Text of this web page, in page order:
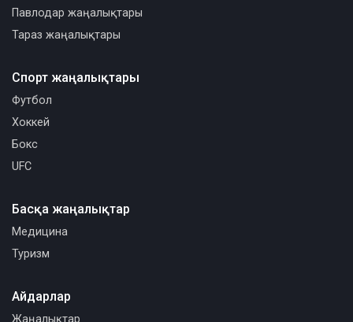
Павлодар жаңалықтары
Тараз жаңалықтары
Спорт жаңалықтары
Футбол
Хоккей
Бокс
UFC
Басқа жаңалықтар
Медицина
Туризм
Айдарлар
Жаңалықтар